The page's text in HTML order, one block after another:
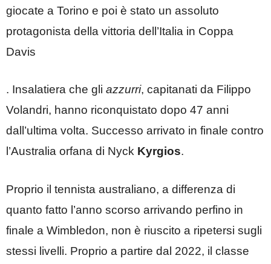
giocate a Torino e poi è stato un assoluto
protagonista della vittoria dell’Italia in Coppa
Davis
. Insalatiera che gli azzurri, capitanati da Filippo
Volandri, hanno riconquistato dopo 47 anni
dall’ultima volta. Successo arrivato in finale contro
l’Australia orfana di Nyck Kyrgios.
Proprio il tennista australiano, a differenza di
quanto fatto l’anno scorso arrivando perfino in
finale a Wimbledon, non è riuscito a ripetersi sugli
stessi livelli. Proprio a partire dal 2022, il classe